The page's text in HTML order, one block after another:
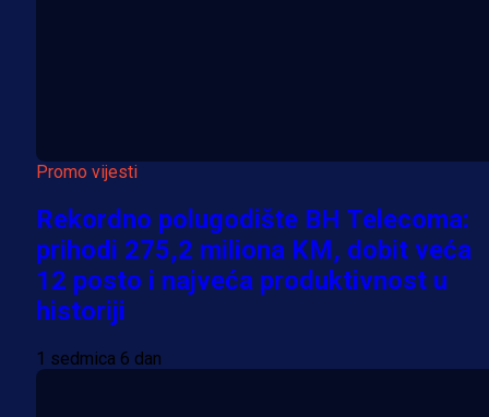
Promo vijesti
Rekordno polugodište BH Telecoma:
prihodi 275,2 miliona KM, dobit veća
12 posto i najveća produktivnost u
historiji
1 sedmica 6 dan